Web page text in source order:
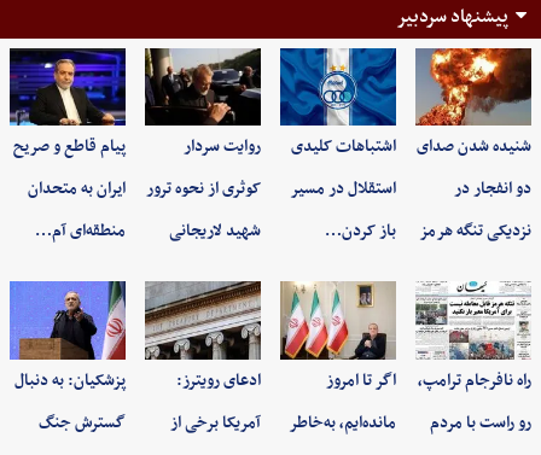
پیشنهاد سردبیر
شنیده شدن صدای
دو انفجار در
نزدیکی تنگه هرمز
اشتباهات کلیدی
استقلال در مسیر
باز کردن…
روایت سردار
کوثری از نحوه ترور
شهید لاریجانی
پیام قاطع و صریح
ایران به متحدان
منطقه‌ای آم…
راه نافرجام ترامپ،
رو راست با مردم
اگر تا امروز
مانده‌ایم، به‌خاطر
ادعای رویترز:
آمریکا برخی از
پزشکیان: به‌ دنبال
گسترش جنگ